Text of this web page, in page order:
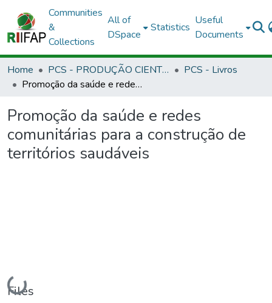
Communities
&
Collections
All of
DSpace
Statistics
Useful
Documents
Home PCS - PRODUÇÃO CIENTÍFICA DOS SERVIDORES
PCS - Livros
Promoção da saúde e redes comunitárias para a construção de territórios saudáveis
Promoção da saúde e redes
comunitárias para a construção de
territórios saudáveis
Loading...
Files